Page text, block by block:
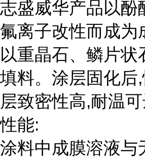
志盛威华产品以酚
氟离子改性而成为
以重晶石、鳞片状
填料。涂层固化后
层致密性高,耐温
性能:
涂料中成膜溶液与